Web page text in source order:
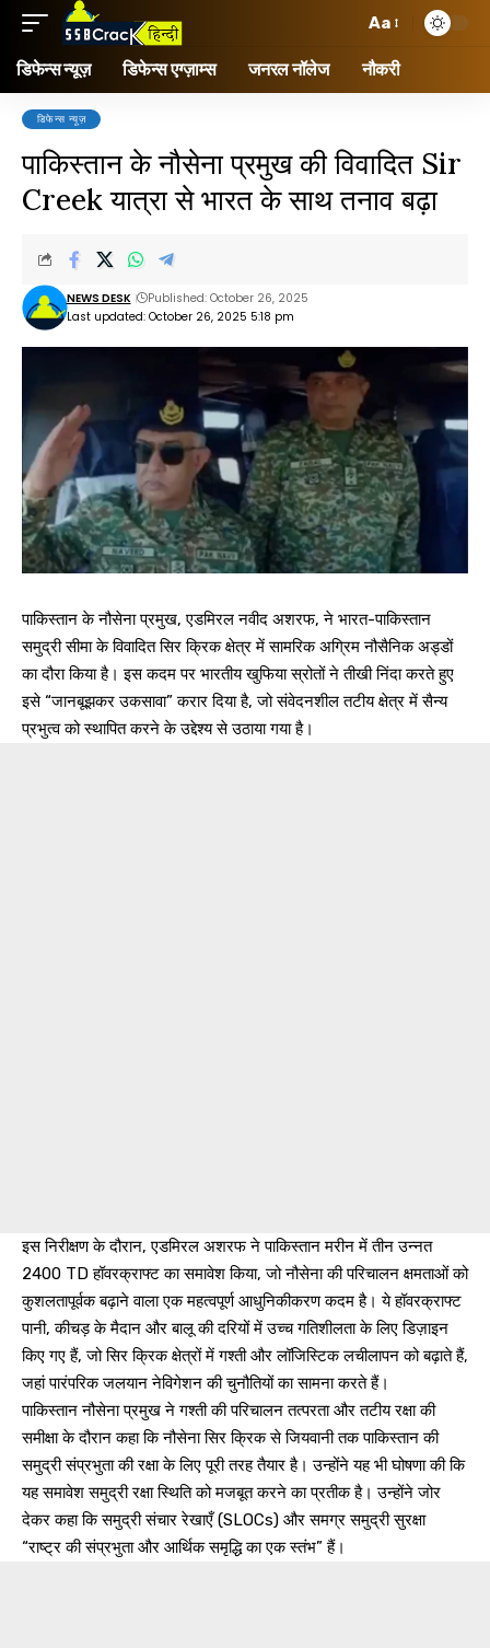
Aa
डिफेन्स न्यूज़ डिफेन्स एग्ज़ाम्स जनरल नॉलेज नौकरी
डिफेन्स न्यूज़
पाकिस्तान के नौसेना प्रमुख की विवादित Sir
Creek यात्रा से भारत के साथ तनाव बढ़ा
Last updated: October 26, 2025 5:18 pm
NEWS DESK Published: October 26, 2025
पाकिस्तान के नौसेना प्रमुख, एडमिरल नवीद अशरफ, ने भारत-पाकिस्तान
समुद्री सीमा के विवादित सिर क्रिक क्षेत्र में सामरिक अग्रिम नौसैनिक अड्डों
का दौरा किया है। इस कदम पर भारतीय खुफिया स्रोतों ने तीखी निंदा करते हुए
इसे “जानबूझकर उकसावा” करार दिया है, जो संवेदनशील तटीय क्षेत्र में सैन्य
प्रभुत्व को स्थापित करने के उद्देश्य से उठाया गया है।
इस निरीक्षण के दौरान, एडमिरल अशरफ ने पाकिस्तान मरीन में तीन उन्नत
2400 TD हॉवरक्राफ्ट का समावेश किया, जो नौसेना की परिचालन क्षमताओं को
कुशलतापूर्वक बढ़ाने वाला एक महत्वपूर्ण आधुनिकीकरण कदम है। ये हॉवरक्राफ्ट
पानी, कीचड़ के मैदान और बालू की दरियों में उच्च गतिशीलता के लिए डिज़ाइन
किए गए हैं, जो सिर क्रिक क्षेत्रों में गश्ती और लॉजिस्टिक लचीलापन को बढ़ाते हैं,
जहां पारंपरिक जलयान नेविगेशन की चुनौतियों का सामना करते हैं।
पाकिस्तान नौसेना प्रमुख ने गश्ती की परिचालन तत्परता और तटीय रक्षा की
समीक्षा के दौरान कहा कि नौसेना सिर क्रिक से जियवानी तक पाकिस्तान की
समुद्री संप्रभुता की रक्षा के लिए पूरी तरह तैयार है। उन्होंने यह भी घोषणा की कि
यह समावेश समुद्री रक्षा स्थिति को मजबूत करने का प्रतीक है। उन्होंने जोर
देकर कहा कि समुद्री संचार रेखाएँ (SLOCs) और समग्र समुद्री सुरक्षा
“राष्ट्र की संप्रभुता और आर्थिक समृद्धि का एक स्तंभ” हैं।